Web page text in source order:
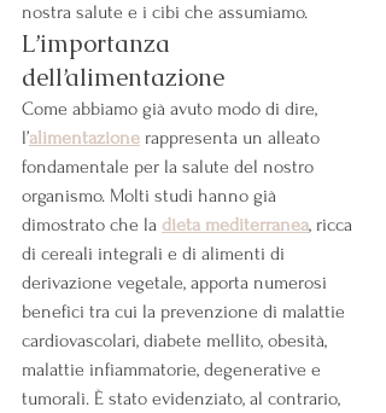
nostra salute e i cibi che assumiamo.
L’importanza
dell’alimentazione
Come abbiamo già avuto modo di dire,
l’alimentazione rappresenta un alleato
fondamentale per la salute del nostro
organismo. Molti studi hanno già
dimostrato che la dieta mediterranea, ricca
di cereali integrali e di alimenti di
derivazione vegetale, apporta numerosi
benefici tra cui la prevenzione di malattie
cardiovascolari, diabete mellito, obesità,
malattie infiammatorie, degenerative e
tumorali. È stato evidenziato, al contrario,